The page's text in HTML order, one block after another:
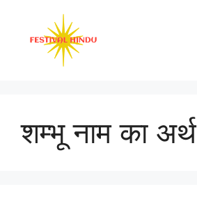
content
शम्भू नाम का अर्थ